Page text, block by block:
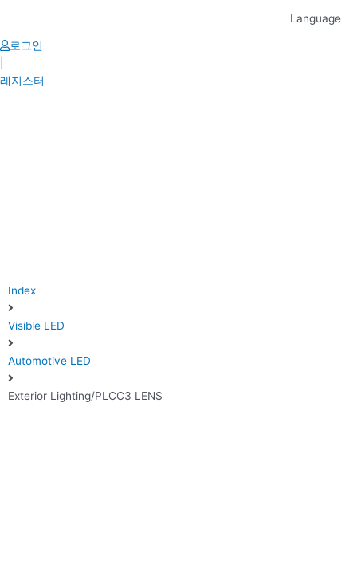
content
Language
로그인
레지스터
Index
Visible LED
Automotive LED
Exterior Lighting/PLCC3 LENS